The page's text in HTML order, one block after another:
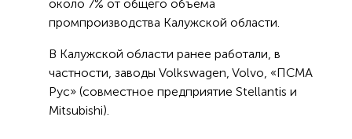
около 7% от общего объема
промпроизводства Калужской области.
В Калужской области ранее работали, в
частности, заводы Volkswagen, Volvo, «ПСМА
Рус» (совместное предприятие Stellantis и
Mitsubishi).